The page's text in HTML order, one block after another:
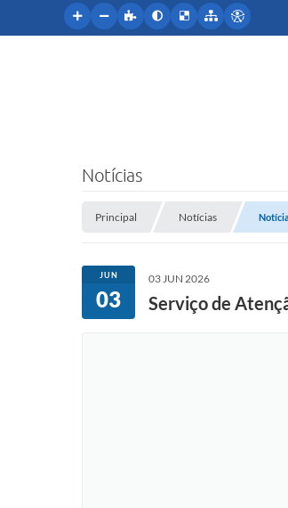
Notícias
Principal Notícias
JUN
03
03 JUN 2026
Serviço de